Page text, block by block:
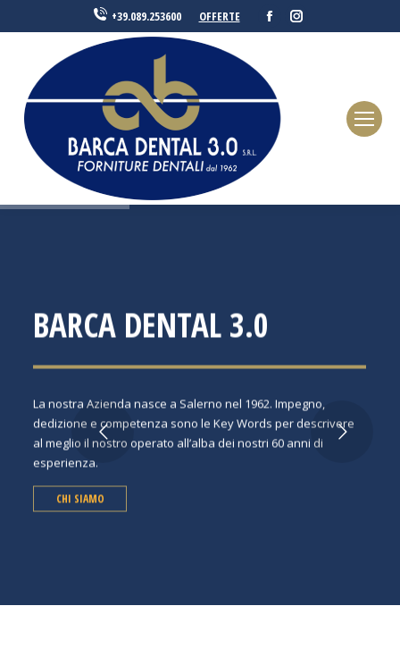
+39.089.253600 OFFERTE Facebook
BARCA DENTAL 3.0
La nostra Azienda nasce a Salerno nel 1962. Impegno,
dedizione e competenza sono le Key Words per descrivere
al meglio il nostro operato all’alba dei nostri 60 anni di
esperienza.
CHI SIAMO